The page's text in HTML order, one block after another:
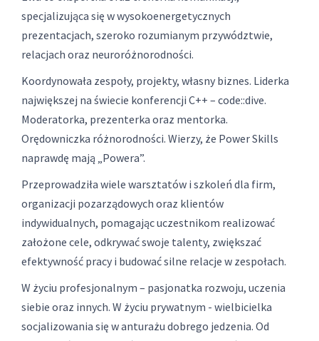
specjalizująca się w wysokoenergetycznych
prezentacjach, szeroko rozumianym przywództwie,
relacjach oraz neuroróżnorodności.
Koordynowała zespoły, projekty, własny biznes. Liderka
największej na świecie konferencji C++ – code::dive.
Moderatorka, prezenterka oraz mentorka.
Orędowniczka różnorodności. Wierzy, że Power Skills
naprawdę mają „Powera”.
Przeprowadziła wiele warsztatów i szkoleń dla firm,
organizacji pozarządowych oraz klientów
indywidualnych, pomagając uczestnikom realizować
założone cele, odkrywać swoje talenty, zwiększać
efektywność pracy i budować silne relacje w zespołach.
W życiu profesjonalnym – pasjonatka rozwoju, uczenia
siebie oraz innych. W życiu prywatnym - wielbicielka
socjalizowania się w anturażu dobrego jedzenia. Od